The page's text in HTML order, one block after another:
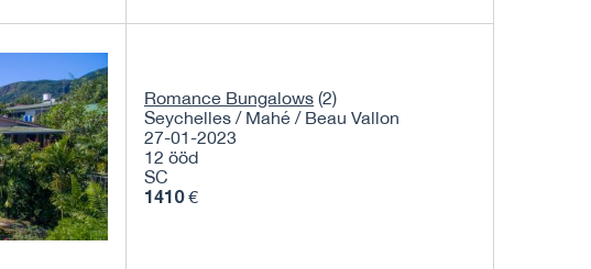
Romance Bungalows (2)
Seychelles / Mahé / Beau Vallon
27-01-2023
12 ööd
SC
1410€